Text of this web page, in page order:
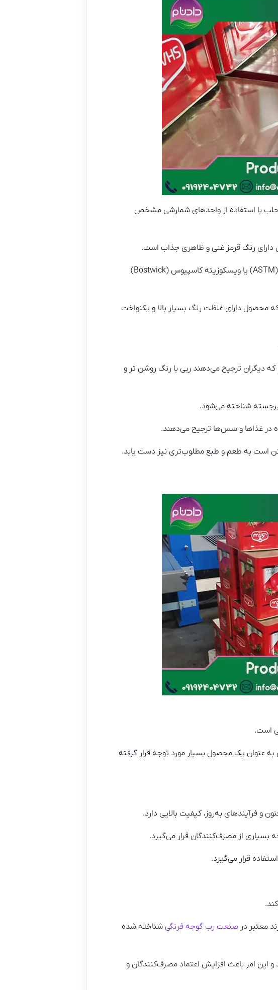
حلب با استفاده از واحدهای شمارشی مشخص
غلظت رنگ در محصولات گوجه فرنگی معمولاً با واحد هایی مانند میلی متریک تراکم اپتیکی (ASTM) یا ویسکوزیته کاسپیوس (Bostwick)
که محصول دارای غلظت رنگ بسیار بالا و یکنواخت
دیگران ترجیح می‌دهند ربی با رنگ روشن تر و
در غذاها و سس‌ها ترجیح می‌دهند.
است به طعم و طبع مطلوب‌تری نیز دست یابد.
است.
به عنوان یک محصول بسیار مورد توجه قرار گرفته
و فرآیندهای به‌روز، کیفیت بالایی دارد.
بسیاری از مصرف‌کنندگان قرار می‌گیرد.
قرار می‌گیرد.
معتبر در صنعت رب گوجه فرنگی شناخته شده
امر باعث افزایش اعتماد مصرف‌کنندگان و